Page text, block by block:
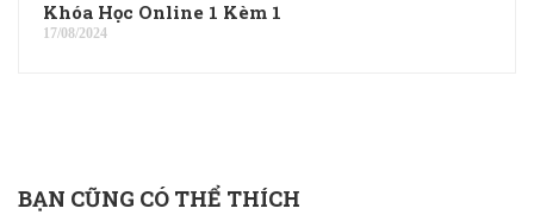
Khóa Học Online 1 Kèm 1
17/08/2024
BẠN CŨNG CÓ THỂ THÍCH